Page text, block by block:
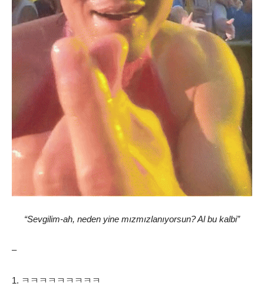
“Sevgilim-ah, neden yine mızmızlanıyorsun? Al bu kalbi”
–
1. ㅋㅋㅋㅋㅋㅋㅋㅋㅋ